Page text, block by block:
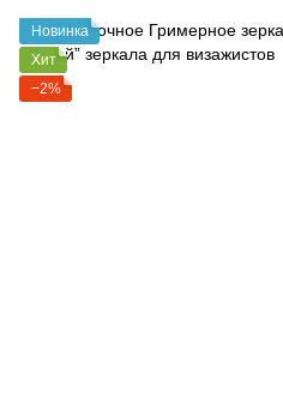
Новинка
Хит
−2%